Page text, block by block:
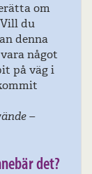
om
du
denna
något
på väg i
–
det?